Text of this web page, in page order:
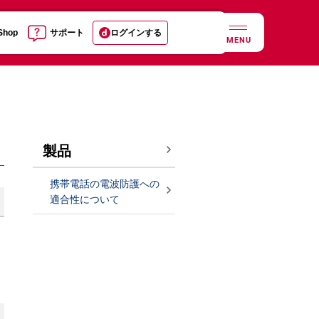
サポート ログインする
MENU
製品
携帯電話の電波防護への
適合性について